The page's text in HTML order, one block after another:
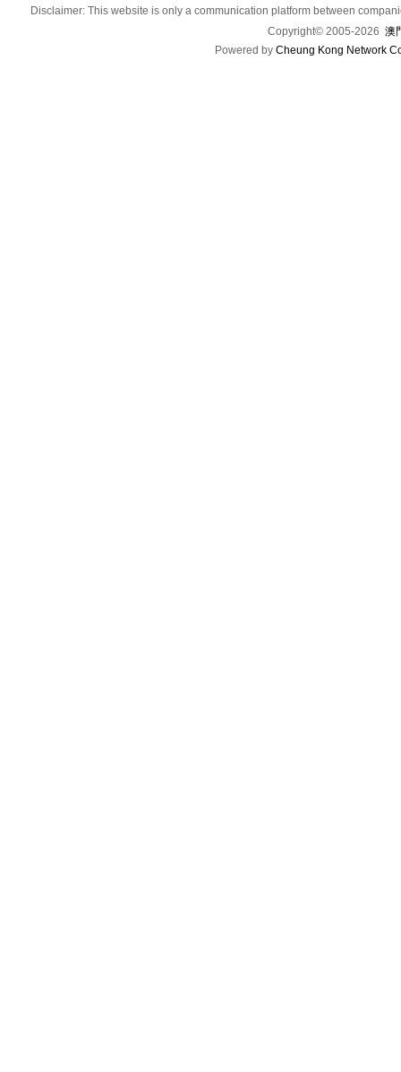
Disclaimer: This website is only a communication platform between
Copyright© 2005-2026 澳
Powered by Cheung Kong Network